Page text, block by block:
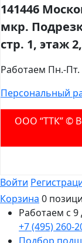
141446
мкр.
стр. 1, этаж
Работаем Пн.-Пт.
Персональный
ООО “ТТК” ©️
Войти
Корзина 0
Работаем с 9
+7 (495) 260-